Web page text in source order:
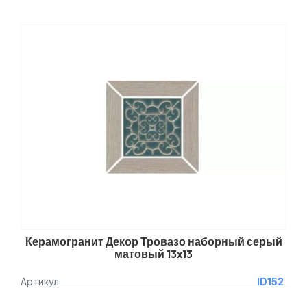
Керамогранит Декор Тровазо наборный серый
матовый 13x13
Артикул
ID152